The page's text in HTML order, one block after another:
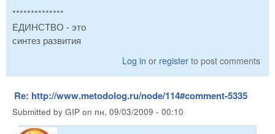
**************
ЕДИНСТВО - это
синтез развития
Log in or register to post comments
Re: http://www.metodolog.ru/node/114#comment-5335
Submitted by GIP on пн, 09/03/2009 - 00:10